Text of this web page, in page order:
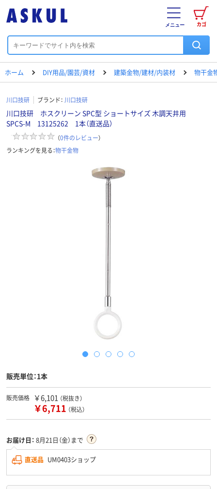
カゴ
メニュー
ホーム DIY用品/園芸/資材 建築金物/建材/内装材 物干金
川口技研 ブランド： 川口技研
川口技研 ホスクリーン SPC型 ショートサイズ 木調天井用
SPCS-M 13125262 1本（直送品）
（0件のレビュー）
ランキングを見る：物干金物
販売単位：1本
販売価格 ￥6,101 （税抜き）
￥6,711 （税込）
お届け日： 8月21日（金）まで
直送品 UM0403ショップ